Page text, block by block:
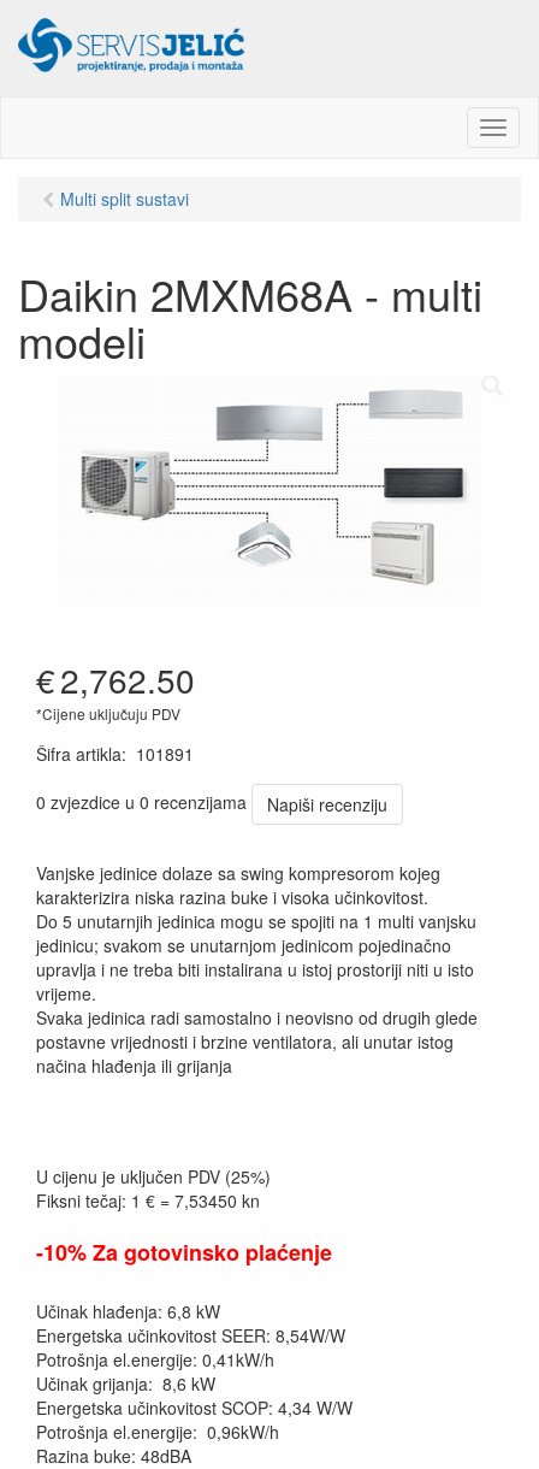
M
e
Multi split sustavi
Daikin 2MXM68A - multi
modeli
€2,762.50
*Cijene uključuju PDV
Šifra artikla: 101891
0 zvjezdice u 0 recenzijama
Napiši recenziju
Vanjske jedinice dolaze sa swing kompresorom kojeg
karakterizira niska razina buke i visoka učinkovitost.
Do 5 unutarnjih jedinica mogu se spojiti na 1 multi vanjsku
jedinicu; svakom se unutarnjom jedinicom pojedinačno
upravlja i ne treba biti instalirana u istoj prostoriji niti u isto
vrijeme.
Svaka jedinica radi samostalno i neovisno od drugih glede
postavne vrijednosti i brzine ventilatora, ali unutar istog
načina hlađenja ili grijanja
U cijenu je uključen PDV (25%)
Fiksni tečaj: 1 € = 7,53450 kn
-10% Za gotovinsko plaćenje
Učinak hlađenja: 6,8 kW
Energetska učinkovitost SEER: 8,54W/W
Potrošnja el.energije: 0,41kW/h
Učinak grijanja: 8,6 kW
Energetska učinkovitost SCOP: 4,34 W/W
Potrošnja el.energije: 0,96kW/h
Razina buke: 48dBA